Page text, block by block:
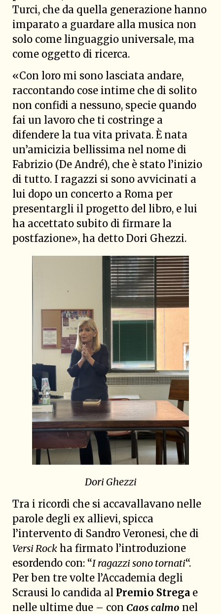
Turci, che da quella generazione hanno
imparato a guardare alla musica non
solo come linguaggio universale, ma
come oggetto di ricerca.
«Con loro mi sono lasciata andare,
raccontando cose intime che di solito
non confidi a nessuno, specie quando
fai un lavoro che ti costringe a
difendere la tua vita privata. È nata
un’amicizia bellissima nel nome di
Fabrizio (De André), che è stato l’inizio
di tutto. I ragazzi si sono avvicinati a
lui dopo un concerto a Roma per
presentargli il progetto del libro, e lui
ha accettato subito di firmare la
postfazione», ha detto Dori Ghezzi.
Dori Ghezzi
Tra i ricordi che si accavallavano nelle
parole degli ex allievi, spicca
l’intervento di Sandro Veronesi, che di
Versi Rock ha firmato l’introduzione
esordendo con: “I ragazzi sono tornati“.
Per ben tre volte l’Accademia degli
Scrausi lo candida al Premio Strega e
nelle ultime due – con Caos calmo nel